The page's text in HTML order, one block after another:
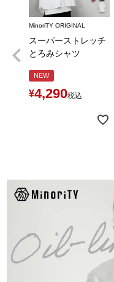
MinoriTY ORIGINAL
スーパーストレッチ
とろみシャツ
NEW
¥4,290税込